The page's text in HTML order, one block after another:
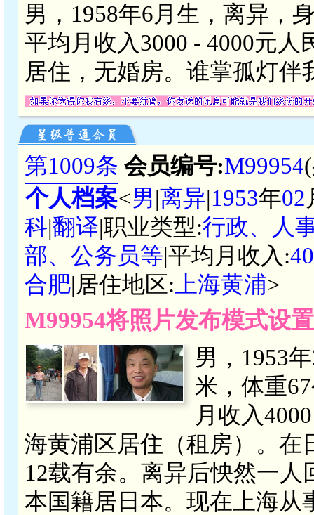
男，1958年6月生，离异，
平均月收入3000 - 4000元
居住，无婚房。谁掌孤灯伴
第1009条 会员编号:M99954
个人档案<男|离异|1953年02
科|翻译|职业类型:行政、人
部、公务员等|平均月收入:
合肥|居住地区: 上海黄浦>
M99954将照片发布模式设
男，1953
米，体重
月收入
海黄浦区居住（租房）。在
12载有余。离异后怏然一
本国籍居日本。现在上海从